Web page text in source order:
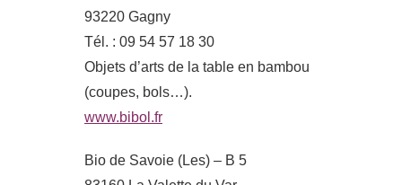
93220 Gagny
Tél. : 09 54 57 18 30
Objets d’arts de la table en bambou
(coupes, bols…).
www.bibol.fr
Bio de Savoie (Les) – B 5